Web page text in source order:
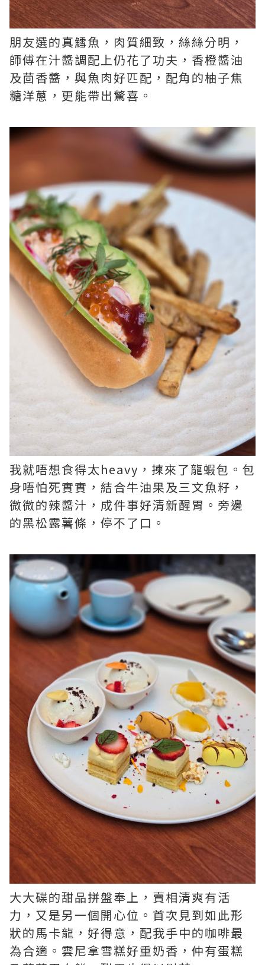
朋友選的真鱈魚，肉質細致，絲絲分明，
師傅在汁醬調配上仍花了功夫，香橙醬油
及茴香醬，與魚肉好匹配，配角的柚子焦
糖洋蔥，更能帶出驚喜。
我就唔想食得太heavy，揀來了龍蝦包。包
身唔怕死實實，結合牛油果及三文魚籽，
微微的辣醬汁，成件事好清新醒胃。旁邊
的黑松露薯條，停不了口。
大大碟的甜品拼盤奉上，賣相清爽有活
力，又是另一個開心位。首次見到如此形
狀的馬卡龍，好得意，配我手中的咖啡最
為合適。雲尼拿雪糕好重奶香，仲有蛋糕